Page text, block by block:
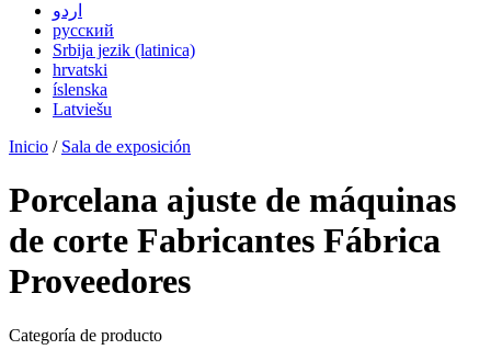
اردو
русский
Srbija jezik (latinica)
hrvatski
íslenska
Latviešu
Inicio / Sala de exposición
Porcelana ajuste de máquinas
de corte Fabricantes Fábrica
Proveedores
Categoría de producto